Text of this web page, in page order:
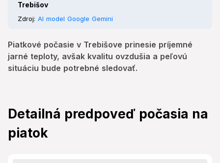
Trebišov
Zdroj: AI model Google Gemini
Piatkové počasie v Trebišove prinesie príjemné
jarné teploty, avšak kvalitu ovzdušia a peľovú
situáciu bude potrebné sledovať.
Detailná predpoveď počasia na
piatok